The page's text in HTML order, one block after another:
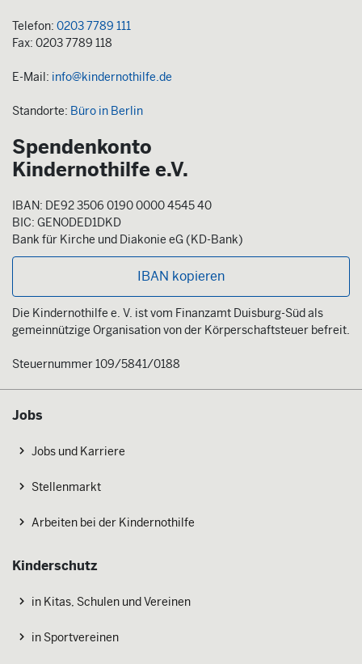
Telefon: 0203 7789 111
Fax: 0203 7789 118
E-Mail: info@kindernothilfe.de
Standorte: Büro in Berlin
Spendenkonto
Kindernothilfe e.V.
IBAN: DE92 3506 0190 0000 4545 40
BIC: GENODED1DKD
Bank für Kirche und Diakonie eG (KD-Bank)
IBAN kopieren
Die Kindernothilfe e. V. ist vom Finanzamt Duisburg-Süd als
gemeinnützige Organisation von der Körperschaftsteuer befreit.
Steuernummer 109/5841/0188
Jobs
Jobs und Karriere
Stellenmarkt
Arbeiten bei der Kindernothilfe
Kinderschutz
in Kitas, Schulen und Vereinen
in Sportvereinen